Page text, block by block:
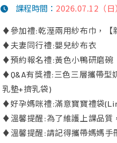
課程時間： 2026.07.12（
♦參加禮:乾溼兩用紗布巾，【
♦夫妻同行禮:嬰兒紗布衣
♦預約報名禮:黃色小鴨研磨碗
♦Q&A有獎禮:三色三層攜帶型
乳墊+擠乳袋)
♦好孕媽咪禮:滿意寶寶禮袋
♦溫馨提醒:為了維護上課品質
♦溫馨提醒:請記得攜帶媽媽手